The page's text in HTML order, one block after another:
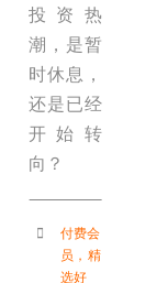
投资热
潮，是暂
时休息，
还是已经
开始转
向？
付费会
员 ， 精
选好